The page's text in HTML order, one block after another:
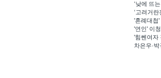
‘낮에 뜨
‘고려거
'혼례대첩
'연인' 이
'힘쎈여자
차은우·